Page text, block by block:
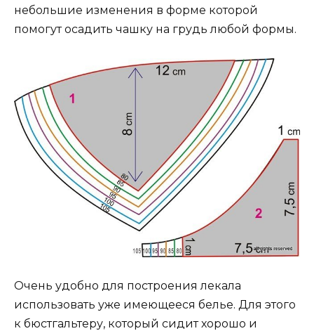
небольшие изменения в форме которой
помогут осадить чашку на грудь любой формы.
Очень удобно для построения лекала
использовать уже имеющееся белье. Для этого
к бюстгальтеру, который сидит хорошо и